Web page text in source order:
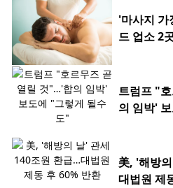
'마사지
드 업소 2
트럼프 "
의 임박'
美, '해방
대법원 제